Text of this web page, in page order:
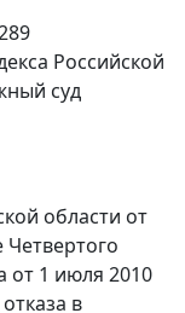
Российской
суд
области от
Четвертого
от 1 июля 2010
в